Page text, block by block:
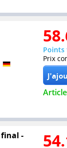
Points
Prix
-